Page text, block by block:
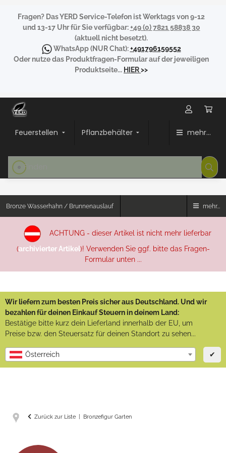
Fragen? Das YERD Service-Telefon ist Werktags von 9-12
und 13-17 Uhr für Sie verfügbar:+49 (0) 7821 58838 30
(aktuell nicht besetzt).
WhatsApp(NUR Chat):+491796159552
Oder nutze das Produktfragen-Formular auf der jeweiligen
Produktseite... HIER>>
Feuerstellen Pflanzbehälter mehr...
Bronze Wasserhahn / Brunnenauslauf mehr...
ACHTUNG - dieser Artikel ist nicht mehr lieferbar
(archivierter Artikel)! Verwenden Sie ggf. bitte das Fragen-
Formular unten ...
Wir liefern zum besten Preis sicher aus Deutschland. Und wir
bezahlen für deinen Einkauf Steuern in deinem Land:
Bestätige bitte kurz dein Lieferland innerhalb der EU, um
Preise bzw. den Steuersatz für deinen Standort zu sehen...
Österreich ✔
Zurück zur Liste Bronzefigur Garten